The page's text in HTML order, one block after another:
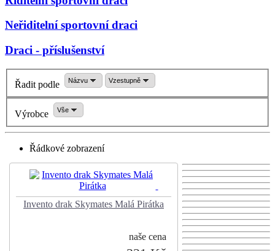
Neřiditelní sportovní draci
Draci - příslušenství
Řadit podle Názvu Vzestupně
Výrobce Vše
Řádkové zobrazení
Invento drak Skymates Malá Pirátka
naše cena